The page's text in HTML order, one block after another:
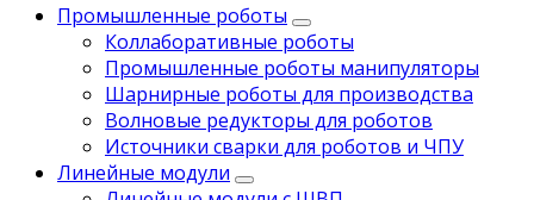
Промышленные роботы
Коллаборативные роботы
Промышленные роботы манипуляторы
Шарнирные роботы для производства
Волновые редукторы для роботов
Источники сварки для роботов и ЧПУ
Линейные модули